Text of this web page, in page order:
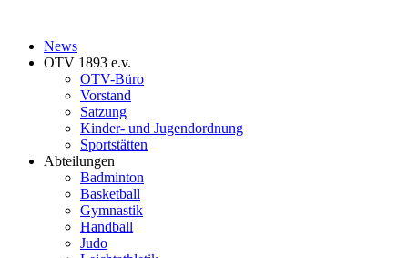
News
OTV 1893 e.v.
OTV-Büro
Vorstand
Satzung
Kinder- und Jugendordnung
Sportstätten
Abteilungen
Badminton
Basketball
Gymnastik
Handball
Judo